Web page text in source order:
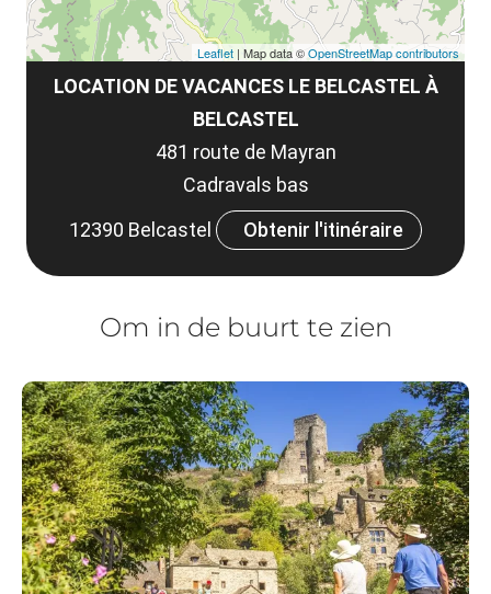
LOCATION DE VACANCES LE BELCASTEL À
BELCASTEL
481 route de Mayran
Cadravals bas
12390 Belcastel
Obtenir l'itinéraire
Leaflet | Map data ©OpenStreetMap contributors
Om in de buurt te zien